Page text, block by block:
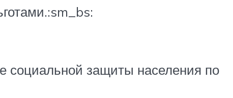
социальной защиты населения по